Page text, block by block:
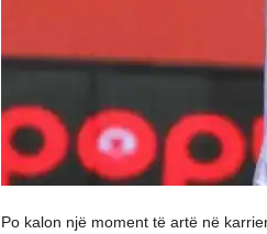
Po kalon një moment të artë në